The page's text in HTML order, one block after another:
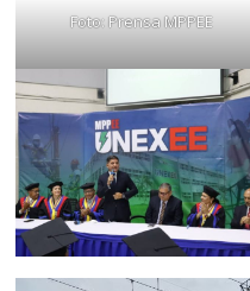
Foto: Prensa MPPEE